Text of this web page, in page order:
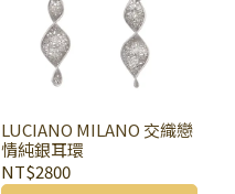
LUCIANO MILANO 交織戀
情純銀耳環
NT$2800